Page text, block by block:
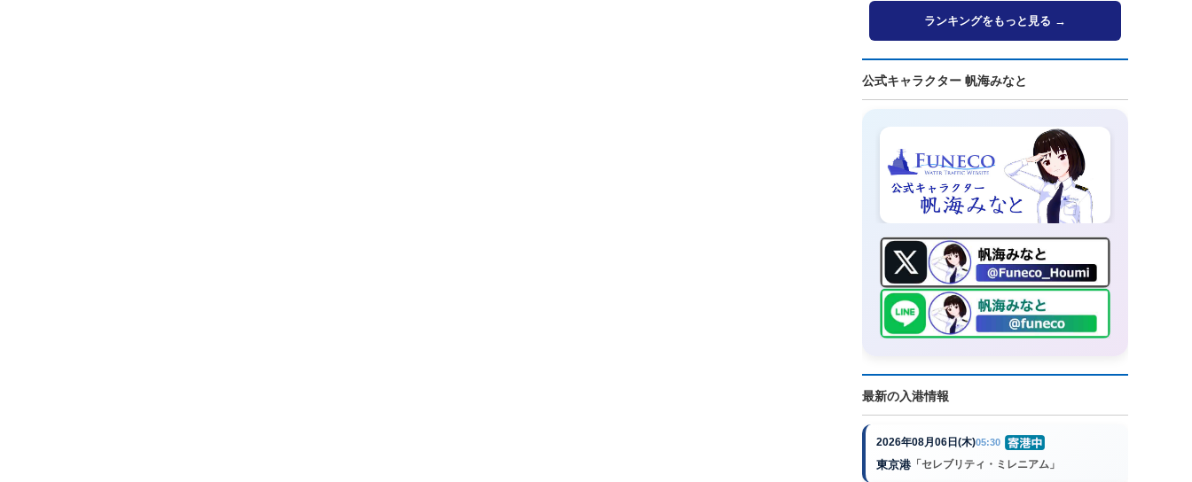
ランキングをもっと見る →
公式キャラクター 帆海みなと
最新の入港情報
2026年08月06日(木)05:30
東京港 「セレブリティ・ミレニアム」